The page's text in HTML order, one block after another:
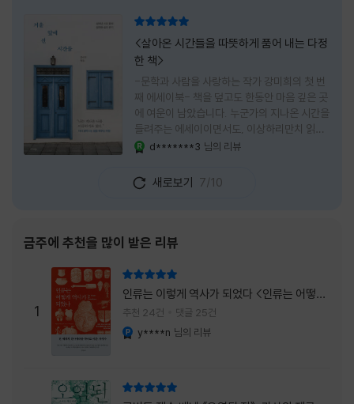
<살아온 시간들을 따뜻하게 품어 내는 다정
한 책>
-문학과 사람을 사랑하는 작가 강미희의 첫 번
째 에세이북- 책을 덮고도 한동안 마음 깊은 곳
에 여운이 남았습니다. 누군가의 지나온 시간을
들려주는 에세이이면서도, 이상하리만치 읽는
사람 자신의 삶을 다시 돌아보게 만드는 책이었
으로 머물지 않고, 각자의 상처와 후회, 다 지나
온 줄 알았던 마음의 결을 가만히 비추는 거울
는다는 것, 대신 지나온 시간 속에서 비로소 알
있고 무너지지 않는 것보다 다시 일어서는 일이
더 중요하다는 사실을 담담하게 보여줍니다. 그
래서 읽는 내내 위로가 과장되지 않았고, 오히
려 그 절제된 진심 덕분에 더 오래 마음에 남았
습니다. 책 곳곳에
d*******3 님의 리뷰
새로보기 7/10
금주에 추천을 많이 받은 리뷰
1
인류는 이렇게 역사가 되었다 <인류는 어떻게
역사가 되었나>
추천 24건 댓글 25건
y****n 님의 리뷰